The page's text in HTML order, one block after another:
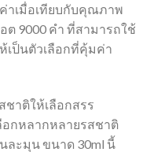
าเมื่อเทียบกับคุณภาพ
ต 9000 คํา ที่สามารถใช้
เป็นตัวเลือกที่คุ้มค่า
ชาติให้เลือกสรร
อกหลากหลายรสชาติ
ละมุน ขนาด 30ml นี้